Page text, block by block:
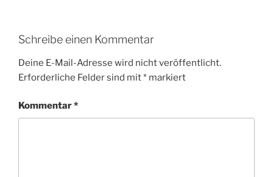
Schreibe einen Kommentar
Deine E-Mail-Adresse wird nicht veröffentlicht.
Erforderliche Felder sind mit* markiert
Kommentar*